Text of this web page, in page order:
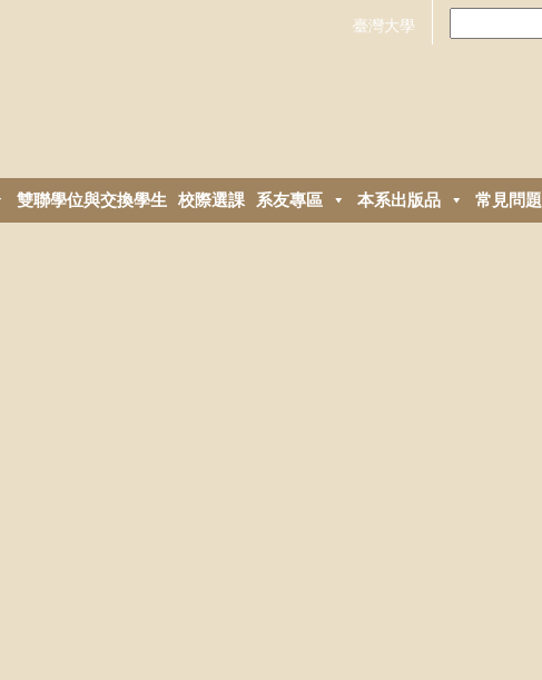
臺灣大學
搜
關
雙聯學位與交換學生 校際選課 系友專區 本系出版品 常見問題